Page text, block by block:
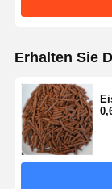
Erhalten Sie